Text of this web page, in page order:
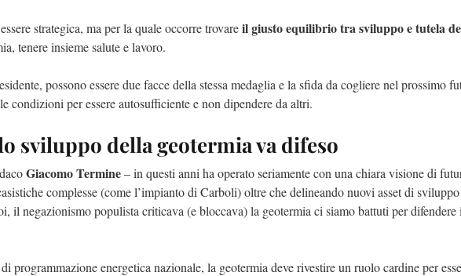
strategica, ma per la quale occorre trovareil giusto equilibrio tra sviluppo e tutela
tenere insieme salute e lavoro.
possono essere due facce della stessa medaglia e la sfida da cogliere nel prossimo
condizioni per essere autosufficiente e non dipendere da altri.
sviluppo della geotermia va difeso
Giacomo Termine– in questi anni ha operato seriamente con una chiara visione di
complesse (come l’impianto di Carboli) oltre che delineando nuovi asset di
il negazionismo populista criticava (e bloccava) la geotermia ci siamo battuti per difendere
programmazione energetica nazionale, la geotermia deve rivestire un ruolo cardine per